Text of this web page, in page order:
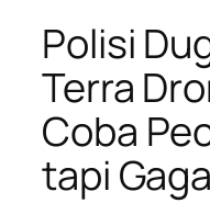
Polisi
Terra
Coba
tapi